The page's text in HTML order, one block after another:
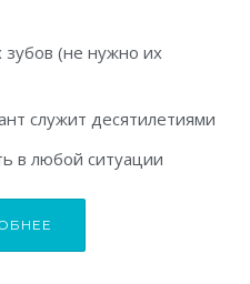
зубов (не нужно их
служит десятилетиями
в любой ситуации